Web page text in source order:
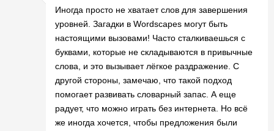
Иногда просто не хватает слов для завершения
уровней. Загадки в Wordscapes могут быть
настоящими вызовами! Часто сталкиваешься с
буквами, которые не складываются в привычные
слова, и это вызывает лёгкое раздражение. С
другой стороны, замечаю, что такой подход
помогает развивать словарный запас. А еще
радует, что можно играть без интернета. Но всё
же иногда хочется, чтобы предложения были